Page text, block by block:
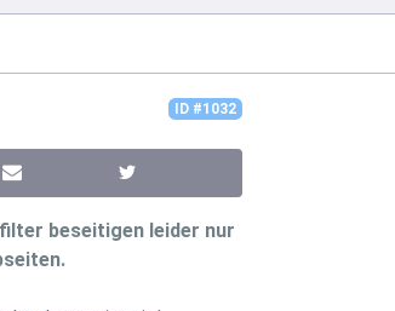
ID #1032
beseitigen leider nur